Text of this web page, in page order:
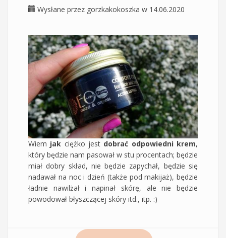
Wysłane przez gorzkakokoszka w 14.06.2020
Wiem jak ciężko jest dobrać odpowiedni krem,
który będzie nam pasował w stu procentach; będzie
miał dobry skład, nie będzie zapychał, będzie się
nadawał na noc i dzień (także pod makijaż), będzie
ładnie nawilżał i napinał skórę, ale nie będzie
powodował błyszczącej skóry itd., itp. :)